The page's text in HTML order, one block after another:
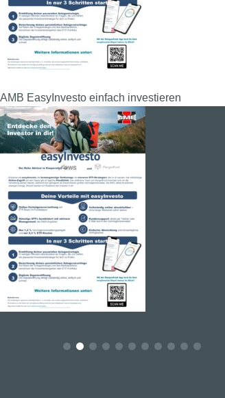
AMB EasyInvesto einfach investieren